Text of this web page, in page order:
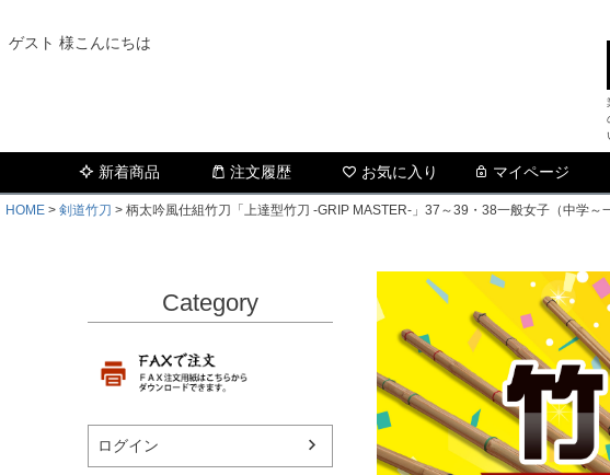
ゲスト 様こんにちは
新着商品 注文履歴 お気に入り マイページ
HOME 剣道竹刀 柄太吟風仕組竹刀「上達型竹刀 -GRIP MASTER-」37～39・38一般女子（中学～
Category
ログイン